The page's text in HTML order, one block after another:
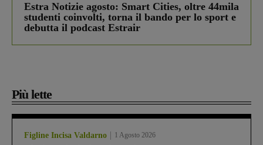
Estra Notizie agosto: Smart Cities, oltre 44mila
studenti coinvolti, torna il bando per lo sport e
debutta il podcast Estrair
Più lette
Figline Incisa Valdarno 1 Agosto 2026